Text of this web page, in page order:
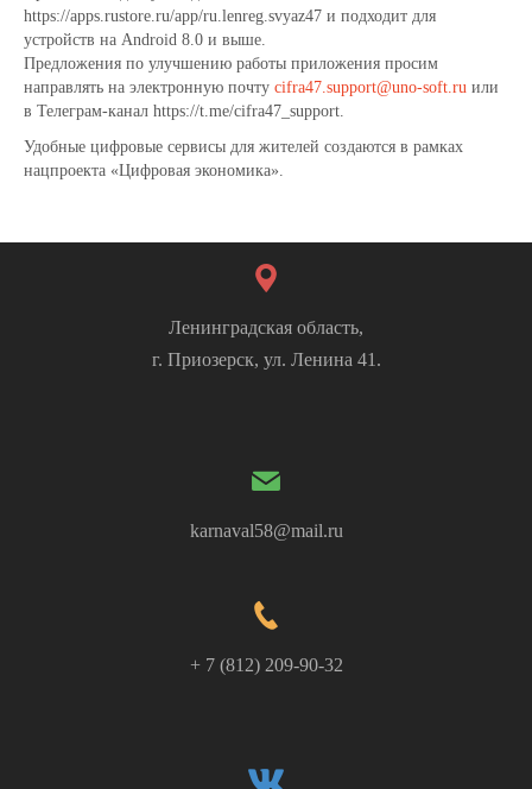
https://apps.rustore.ru/app/ru.lenreg.svyaz47 и подходит для
устройств на Android 8.0 и выше.
Предложения по улучшению работы приложения просим
направлять на электронную почту cifra47.support@uno-soft.ru или
в Телеграм-канал https://t.me/cifra47_support.
Удобные цифровые сервисы для жителей создаются в рамках
нацпроекта «Цифровая экономика».
Ленинградская область,
г. Приозерск, ул. Ленина 41.
karnaval58@mail.ru
+ 7 (812) 209-90-32